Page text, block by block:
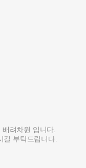
려차원 입니다.
부탁드립니다.